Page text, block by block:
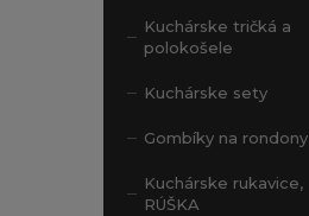
Kuchárske tričká a
polokošele
Kuchárske sety
Gombíky na rondony
Kuchárske rukavice,
RÚŠKA